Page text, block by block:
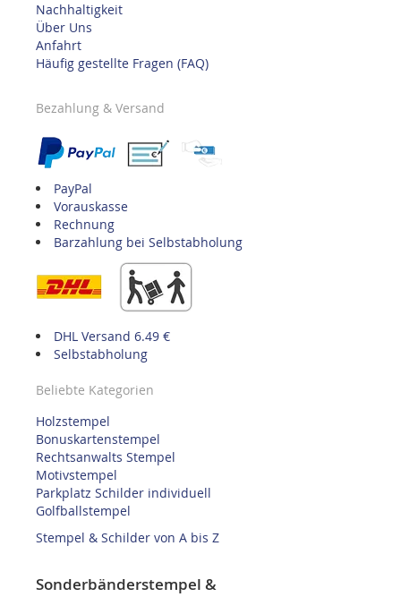
Nachhaltigkeit
Über Uns
Anfahrt
Häufig gestellte Fragen (FAQ)
Bezahlung & Versand
PayPal
Vorauskasse
Rechnung
Barzahlung bei Selbstabholung
DHL Versand 6.49 €
Selbstabholung
Beliebte Kategorien
Holzstempel
Bonuskartenstempel
Rechtsanwalts Stempel
Motivstempel
Parkplatz Schilder individuell
Golfballstempel
Stempel & Schilder von A bis Z
Sonderbänderstempel &